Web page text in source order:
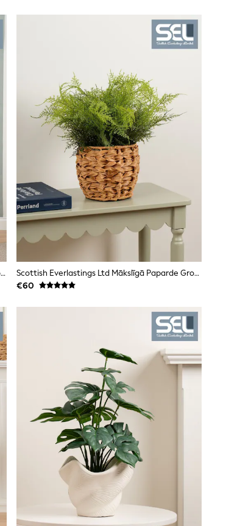
Scottish Everlastings Ltd Mākslīgais Eikalipta Koks Podā
Scottish Everlastings Ltd Mākslīgā Paparde Grozā
€60